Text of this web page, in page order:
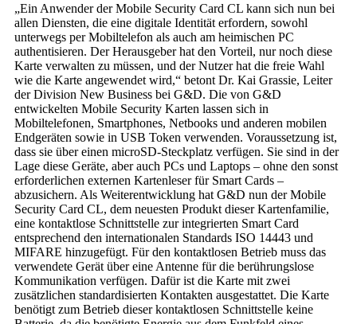
„Ein Anwender der Mobile Security Card CL kann sich nun bei
allen Diensten, die eine digitale Identität erfordern, sowohl
unterwegs per Mobiltelefon als auch am heimischen PC
authentisieren. Der Herausgeber hat den Vorteil, nur noch diese
Karte verwalten zu müssen, und der Nutzer hat die freie Wahl
wie die Karte angewendet wird,“ betont Dr. Kai Grassie, Leiter
der Division New Business bei G&D. Die von G&D
entwickelten Mobile Security Karten lassen sich in
Mobiltelefonen, Smartphones, Netbooks und anderen mobilen
Endgeräten sowie in USB Token verwenden. Voraussetzung ist,
dass sie über einen microSD-Steckplatz verfügen. Sie sind in der
Lage diese Geräte, aber auch PCs und Laptops – ohne den sonst
erforderlichen externen Kartenleser für Smart Cards –
abzusichern. Als Weiterentwicklung hat G&D nun der Mobile
Security Card CL, dem neuesten Produkt dieser Kartenfamilie,
eine kontaktlose Schnittstelle zur integrierten Smart Card
entsprechend den internationalen Standards ISO 14443 und
MIFARE hinzugefügt. Für den kontaktlosen Betrieb muss das
verwendete Gerät über eine Antenne für die berührungslose
Kommunikation verfügen. Dafür ist die Karte mit zwei
zusätzlichen standardisierten Kontakten ausgestattet. Die Karte
benötigt zum Betrieb dieser kontaktlosen Schnittstelle keine